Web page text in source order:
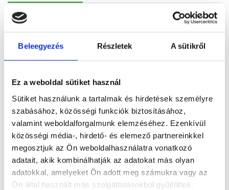
Beleegyezés Részletek A sütikről
Ez a weboldal sütiket használ
Sütiket használunk a tartalmak és hirdetések személyre
szabásához, közösségi funkciók biztosításához,
valamint weboldalforgalmunk elemzéséhez. Ezenkívül
közösségi média-, hirdető- és elemező partnereinkkel
megosztjuk az Ön weboldalhasználatra vonatkozó
adatait, akik kombinálhatják az adatokat más olyan
adatokkal, amelyeket Ön adott meg számukra vagy az
Ön által használt más szolgáltatásokból gyűjtöttek.
Összes szakterület Konzultáció, általános vizsgálat
Főoldal Orvosok Fogszabályozó szakorvos
Fogszabályozó szakorvos, Győr
Dr. Motezadian Shahrzad